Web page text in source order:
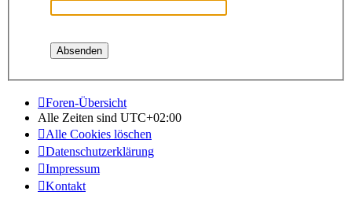
Foren-Übersicht
Alle Zeiten sind UTC+02:00
Alle Cookies löschen
Datenschutzerklärung
Impressum
Kontakt